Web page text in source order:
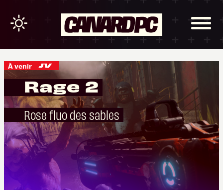
À venir
Rage 2
Rose fluo des sables